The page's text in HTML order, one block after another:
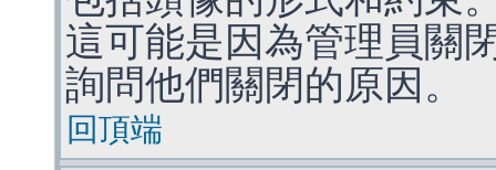
這可能是因為管理員關
詢問他們關閉的原因。
回頂端